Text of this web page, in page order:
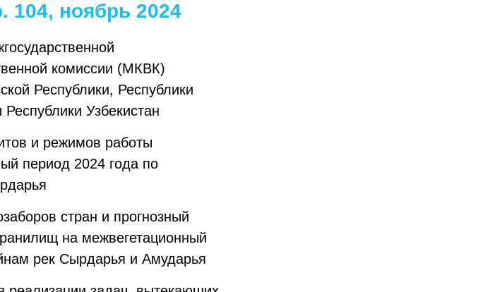
ноябрь 2024
комиссии (МКВК)
Республики, Республики
Узбекистан
и режимов работы
период 2024 года по
стран и прогнозный
на межвегетационный
рек Сырдарья и Амударья